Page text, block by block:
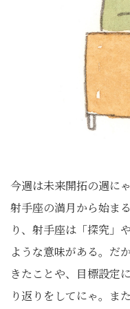
今週は未来開拓の週に
射手座の満月から始ま
り、射手座は「探究」
ような意味がある。だ
きたことや、目標設定
り返りをしてにゃ。ま